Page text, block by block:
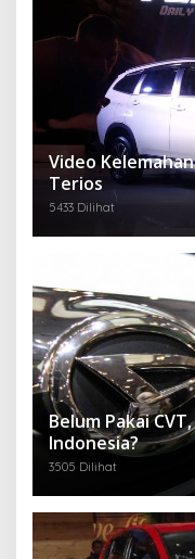
Video
Terios
5433 Dilihat
Belum Pakai
Indonesia?
3505 Dilihat